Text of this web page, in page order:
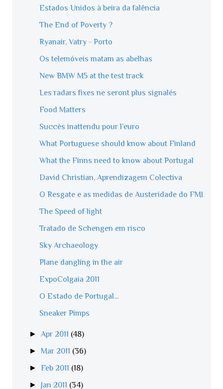
Estados Unidos à beira da falência
The End of Poverty ?
Ryanair, Vatry - Porto
Os telemóveis matam as abelhas
New BMW M5 at the test track
Les radars fixes ne seront plus signalés
Food Matters
Succès inattendu pour l’euro
What Portuguese should know about Finland
What the Finns need to know about Portugal
David Christian, Aprendizagem Colectiva
O Resgate e as medidas de Austeridade do FMI
The Speed of light
Tratado de Schengen em risco
Sky Archaeology
Plane dangling in the air
ExpoColgaia 2011
O Estado de Portugal...
Sneaker Pimps
► Apr 2011 (48)
► Mar 2011 (36)
►Feb 2011 (18)
► Jan 2011 (34)